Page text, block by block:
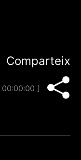
Comparteix
00:00:00 ]